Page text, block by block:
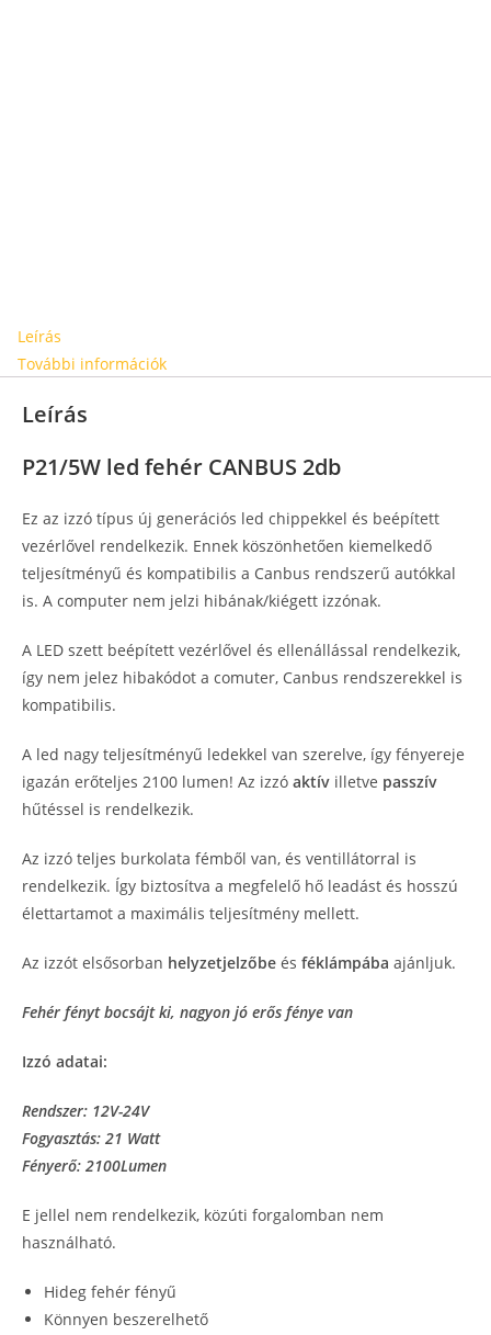
Leírás
További információk
Leírás
P21/5W led fehér CANBUS 2db
Ez az izzó típus új generációs led chippekkel és beépített
vezérlővel rendelkezik. Ennek köszönhetően kiemelkedő
teljesítményű és kompatibilis a Canbus rendszerű autókkal
is. A computer nem jelzi hibának/kiégett izzónak.
A LED szett beépített vezérlővel és ellenállással rendelkezik,
így nem jelez hibakódot a comuter, Canbus rendszerekkel is
kompatibilis.
A led nagy teljesítményű ledekkel van szerelve, így fényereje
igazán erőteljes 2100 lumen! Az izzó aktív illetve passzív
hűtéssel is rendelkezik.
Az izzó teljes burkolata fémből van, és ventillátorral is
rendelkezik. Így biztosítva a megfelelő hő leadást és hosszú
élettartamot a maximális teljesítmény mellett.
Az izzót elsősorban helyzetjelzőbe és féklámpába ajánljuk.
Fehér fényt bocsájt ki, nagyon jó erős fénye van
Izzó adatai:
Rendszer: 12V-24V
Fogyasztás: 21 Watt
Fényerő: 2100Lumen
E jellel nem rendelkezik, közúti forgalomban nem
használható.
Hideg fehér fényű
Könnyen beszerelhető